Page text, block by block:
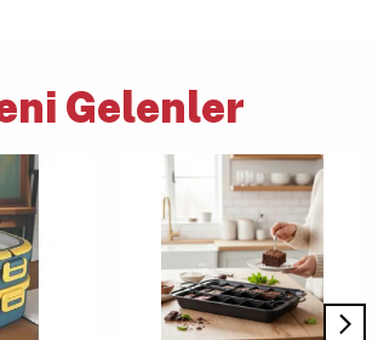
Gelenler